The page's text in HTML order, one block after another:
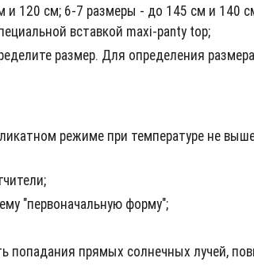
120 см; 6-7 размеры - до 145 см и 140
вставкой maxi-panty top;
размер. Для определения
режиме при температуре не
"первоначальную форму";
попадания прямых солнечных лучей,